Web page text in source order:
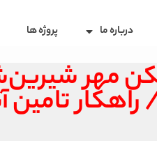
درباره ما پروژه ها
مهر
راهکار